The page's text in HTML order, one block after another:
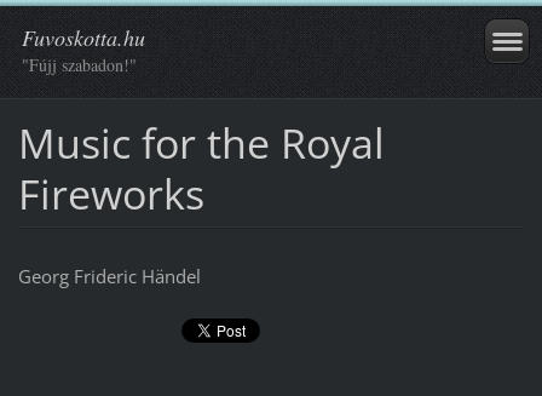
Fuvoskotta.hu
"Fújj szabadon!"
Music for the Royal
Fireworks
Georg Frideric Händel